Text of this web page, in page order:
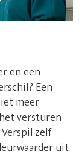
en een
Een
meer
versturen
zelf
uit